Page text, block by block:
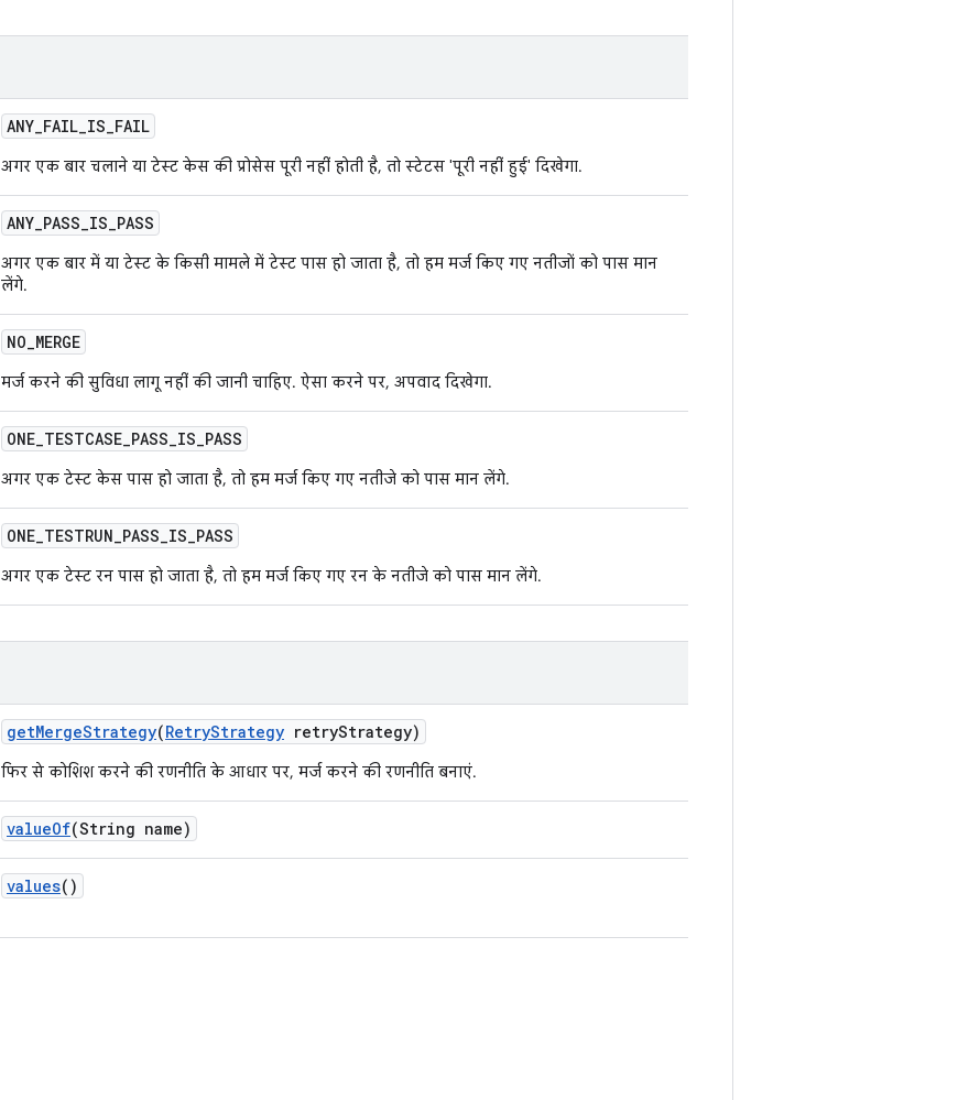
ANY_FAIL_IS_FAIL
अगर एक बार चलाने या टेस्ट केस की प्रोसेस पूरी नहीं होती है, तो स्टेटस 'पूरी नहीं हुई' दिखेगा.
ANY_PASS_IS_PASS
अगर एक बार में या टेस्ट के किसी मामले में टेस्ट पास हो जाता है, तो हम मर्ज किए गए नतीजों को पास मान
लेंगे.
NO_MERGE
मर्ज करने की सुविधा लागू नहीं की जानी चाहिए. ऐसा करने पर, अपवाद दिखेगा.
ONE_TESTCASE_PASS_IS_PASS
अगर एक टेस्ट केस पास हो जाता है, तो हम मर्ज किए गए नतीजे को पास मान लेंगे.
ONE_TESTRUN_PASS_IS_PASS
अगर एक टेस्ट रन पास हो जाता है, तो हम मर्ज किए गए रन के नतीजे को पास मान लेंगे.
getMergeStrategy(RetryStrategy retryStrategy)
फिर से कोशिश करने की रणनीति के आधार पर, मर्ज करने की रणनीति बनाएं.
valueOf(String name)
values()